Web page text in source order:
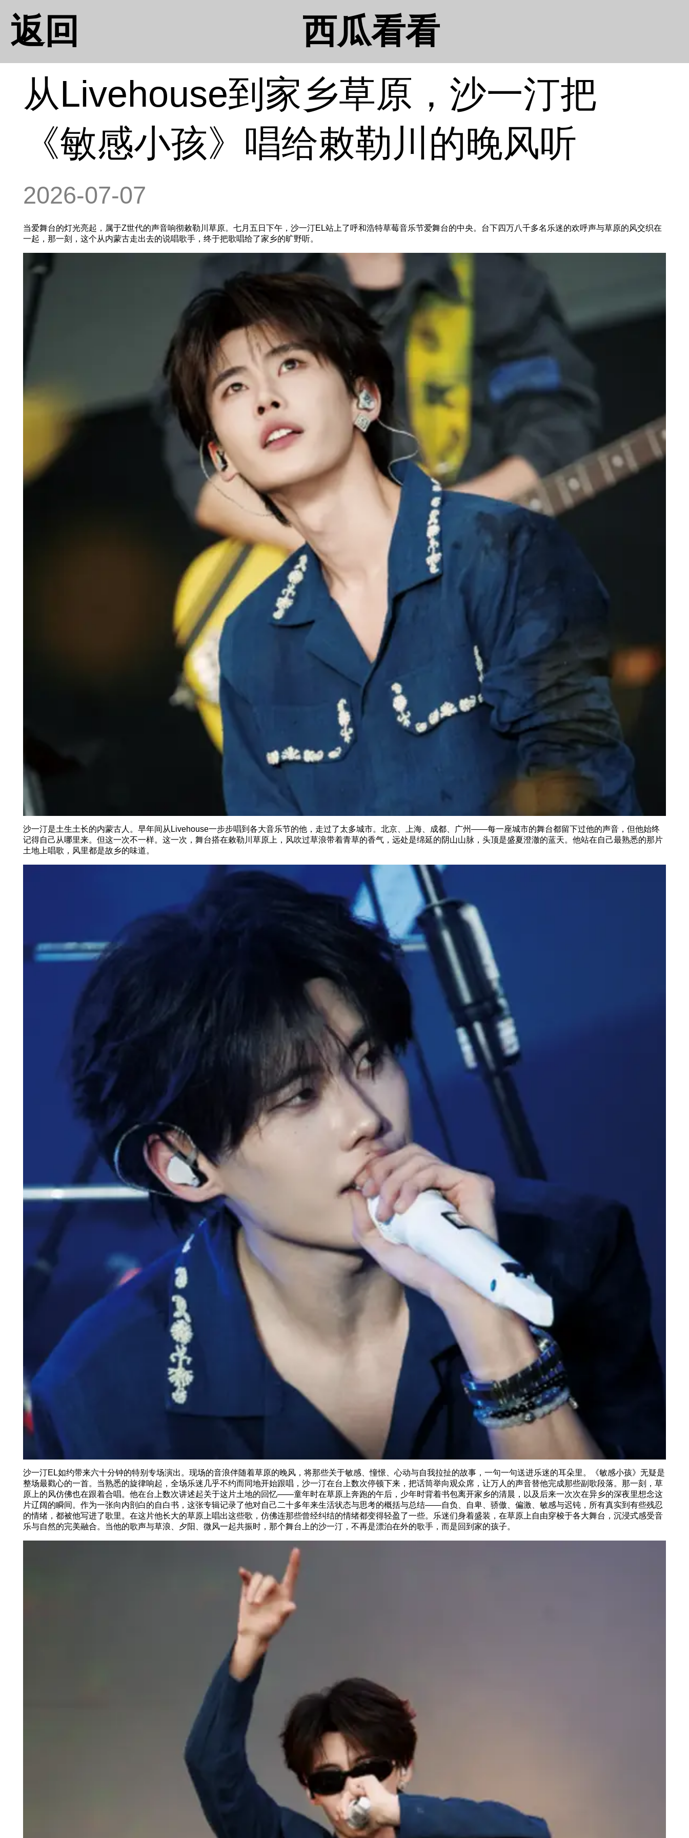
返回 西瓜看看
从Livehouse到家乡草原，沙一汀把
《敏感小孩》唱给敕勒川的晚风听
2026-07-07
当爱舞台的灯光亮起，属于Z世代的声音响彻敕勒川草原。七月五日下午，沙一汀EL站上了呼和浩特草莓音乐节爱舞台的中央。台下四万八千多名乐迷的欢呼声与草原的风交织在
一起，那一刻，这个从内蒙古走出去的说唱歌手，终于把歌唱给了家乡的旷野听。
沙一汀是土生土长的内蒙古人。早年间从Livehouse一步步唱到各大音乐节的他，走过了太多城市。北京、上海、成都、广州——每一座城市的舞台都留下过他的声音，但他始终
记得自己从哪里来。但这一次不一样。这一次，舞台搭在敕勒川草原上，风吹过草浪带着青草的香气，远处是绵延的阴山山脉，头顶是盛夏澄澈的蓝天。他站在自己最熟悉的那片
土地上唱歌，风里都是故乡的味道。
沙一汀EL如约带来六十分钟的特别专场演出。现场的音浪伴随着草原的晚风，将那些关于敏感、憧憬、心动与自我拉扯的故事，一句一句送进乐迷的耳朵里。《敏感小孩》无疑是
整场最戳心的一首。当熟悉的旋律响起，全场乐迷几乎不约而同地开始跟唱，沙一汀在台上数次停顿下来，把话筒举向观众席，让万人的声音替他完成那些副歌段落。那一刻，草
原上的风仿佛也在跟着合唱。他在台上数次讲述起关于这片土地的回忆——童年时在草原上奔跑的午后，少年时背着书包离开家乡的清晨，以及后来一次次在异乡的深夜里想念这
片辽阔的瞬间。作为一张向内剖白的自白书，这张专辑记录了他对自己二十多年来生活状态与思考的概括与总结——自负、自卑、骄傲、偏激、敏感与迟钝，所有真实到有些残忍
的情绪，都被他写进了歌里。在这片他长大的草原上唱出这些歌，仿佛连那些曾经纠结的情绪都变得轻盈了一些。乐迷们身着盛装，在草原上自由穿梭于各大舞台，沉浸式感受音
乐与自然的完美融合。当他的歌声与草浪、夕阳、微风一起共振时，那个舞台上的沙一汀，不再是漂泊在外的歌手，而是回到家的孩子。